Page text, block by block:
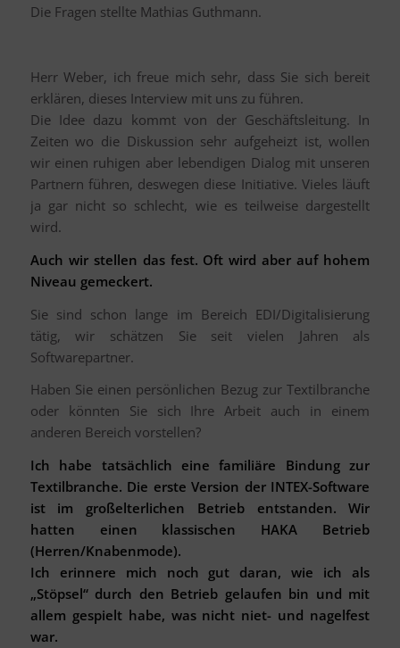
Die Fragen stellte Mathias Guthmann.
Herr Weber, ich freue mich sehr, dass Sie sich bereit
erklären, dieses Interview mit uns zu führen.
Die Idee dazu kommt von der Geschäftsleitung. In
Zeiten wo die Diskussion sehr aufgeheizt ist, wollen
wir einen ruhigen aber lebendigen Dialog mit unseren
Partnern führen, deswegen diese Initiative. Vieles läuft
ja gar nicht so schlecht, wie es teilweise dargestellt
wird.
Auch wir stellen das fest. Oft wird aber auf hohem
Niveau gemeckert.
Sie sind schon lange im Bereich EDI/Digitalisierung
tätig, wir schätzen Sie seit vielen Jahren als
Softwarepartner.
Haben Sie einen persönlichen Bezug zur Textilbranche
oder könnten Sie sich Ihre Arbeit auch in einem
anderen Bereich vorstellen?
Ich habe tatsächlich eine familiäre Bindung zur
Textilbranche. Die erste Version der INTEX-Software
ist im großelterlichen Betrieb entstanden. Wir
hatten einen klassischen HAKA Betrieb
(Herren/Knabenmode).
Ich erinnere mich noch gut daran, wie ich als
„Stöpsel“ durch den Betrieb gelaufen bin und mit
allem gespielt habe, was nicht niet- und nagelfest
war.